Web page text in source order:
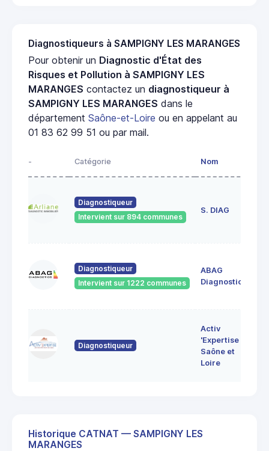
Diagnostiqueurs à SAMPIGNY LES MARANGES
Pour obtenir un Diagnostic d'État des
Risques et Pollution à SAMPIGNY LES
MARANGES contactez un diagnostiqueur à
SAMPIGNY LES MARANGES dans le
département Saône-et-Loire ou en appelant au
01 83 62 99 51 ou par mail.
- Catégorie Nom
Diagnostiqueur
Intervient sur 894 communes
S. DIAG
Diagnostiqueur
Intervient sur 1222 communes
ABAG
Diagnostics
Diagnostiqueur
Activ
'Expertise
Saône et
Loire
Historique CATNAT — SAMPIGNY LES
MARANGES